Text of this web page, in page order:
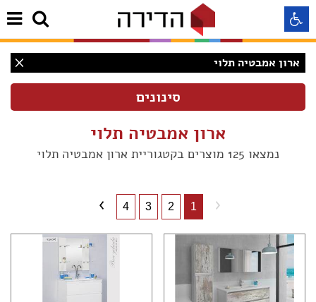
ארון אמבטיה תלוי
(1)
(11)
ארון אמבטיה תלוי
נמצאו 125 מוצרים בקטגוריית ארון אמבטיה תלוי
1
2
3
4
התאמה לקורא מסך
התאמה לכבדי ראיה
הדגשת קישורים
Aא Aא Aא